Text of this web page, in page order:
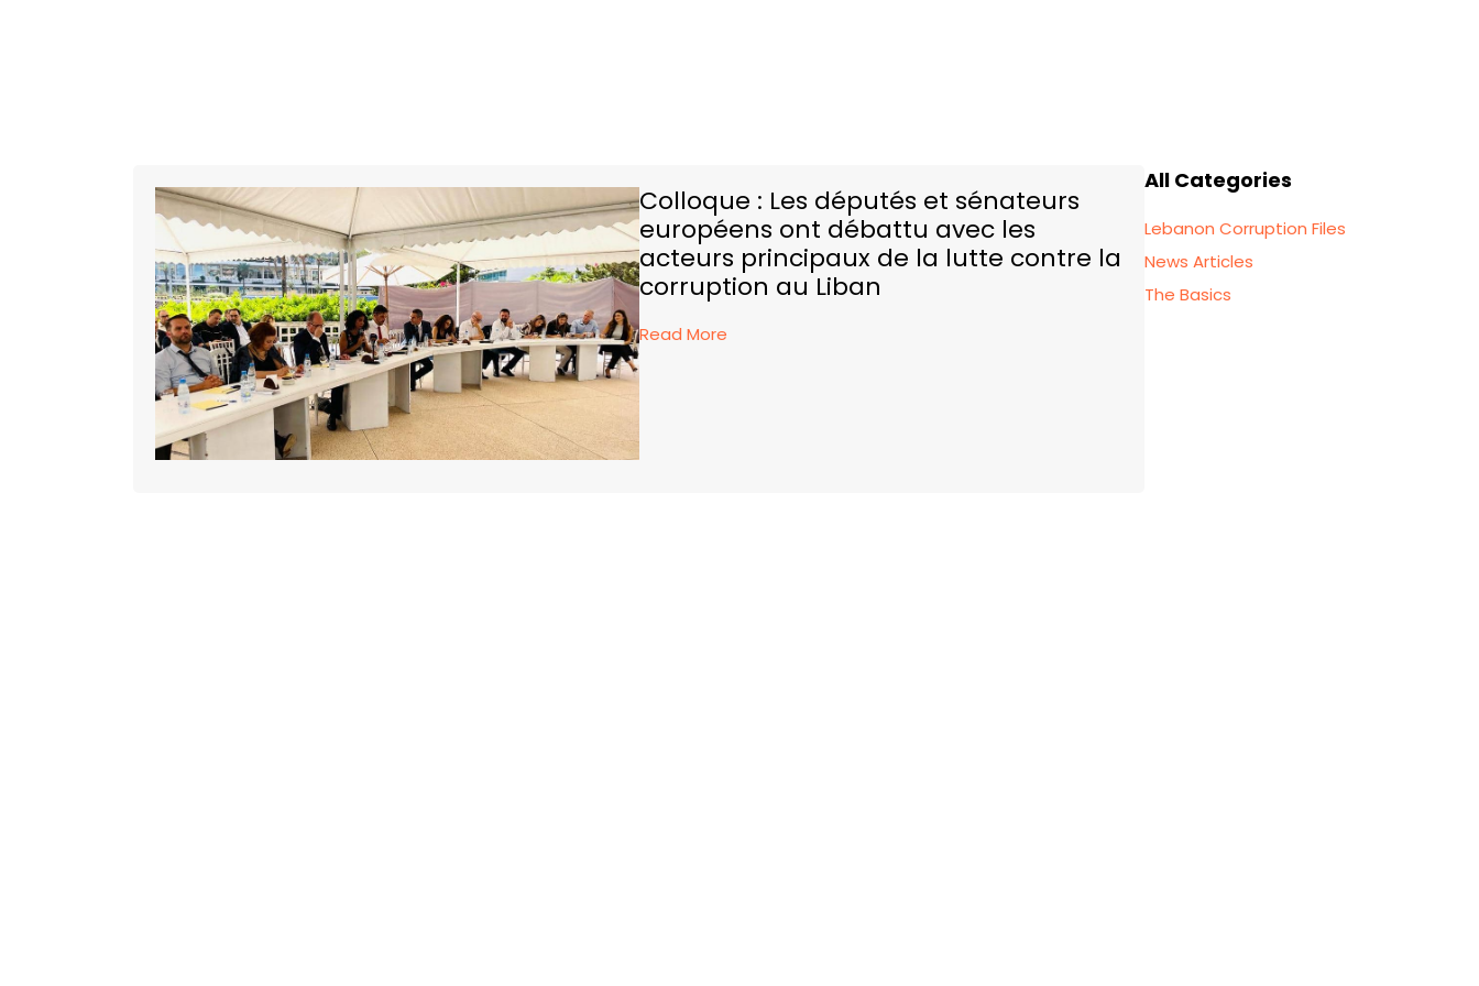
Colloque : Les députés et sénateurs
européens ont débattu avec les
acteurs principaux de la lutte contre la
corruption au Liban
Read More
All Categories
Lebanon Corruption Files
News Articles
The Basics